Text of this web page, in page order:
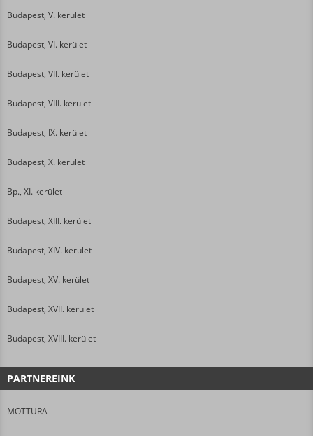
Budapest, V. kerület
Budapest, VI. kerület
Budapest, VII. kerület
Budapest, VIII. kerület
Budapest, IX. kerület
Budapest, X. kerület
Bp., XI. kerület
Budapest, XIII. kerület
Budapest, XIV. kerület
Budapest, XV. kerület
Budapest, XVII. kerület
Budapest, XVIII. kerület
PARTNEREINK
MOTTURA